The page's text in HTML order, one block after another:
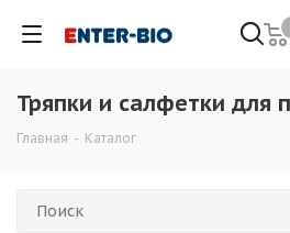
Тряпки и салфетки для
Главная - Каталог